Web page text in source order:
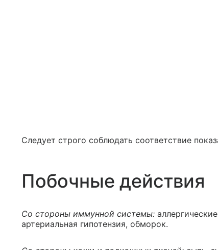
Следует строго соблюдать соответствие
Побочные действия
Со стороны иммунной системы:
артериальная гипотензия, обморок.